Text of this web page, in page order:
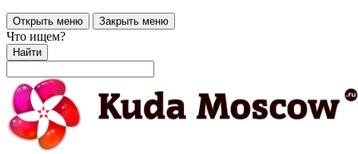
Открыть меню Закрыть меню
Что ищем?
Найти